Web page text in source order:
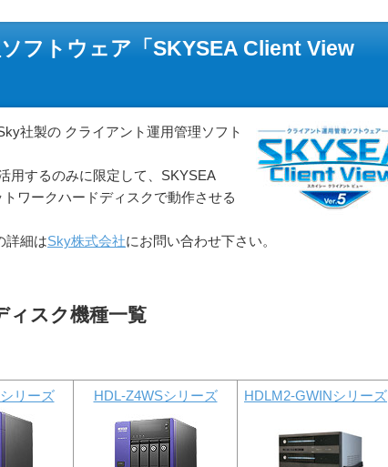
フトウェア「SKYSEA Client View
社製の クライアント運用管理ソフト
用するのみに限定して、SKYSEA
ワークハードディスクで動作させる
詳細はSky株式会社にお問い合わせ下さい。
ィスク機種一覧
リーズ HDL-Z4WSシリーズ HDLM2-GWINシリーズ